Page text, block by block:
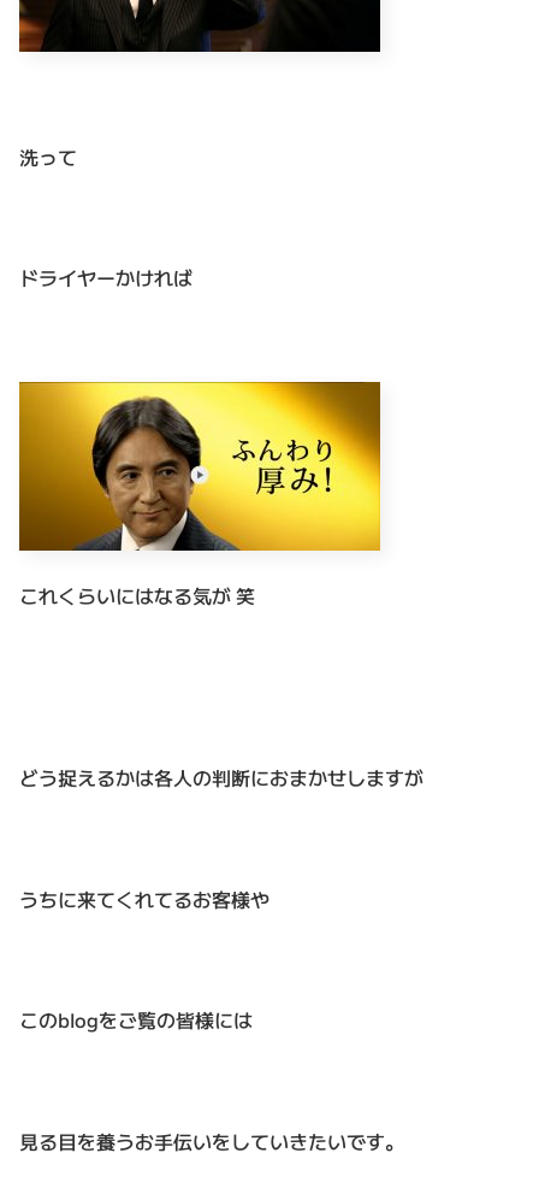
洗って
ドライヤーかければ
これくらいにはなる気が 笑
どう捉えるかは各人の判断におまかせしますが
うちに来てくれてるお客様や
このblogをご覧の皆様には
見る目を養うお手伝いをしていきたいです。